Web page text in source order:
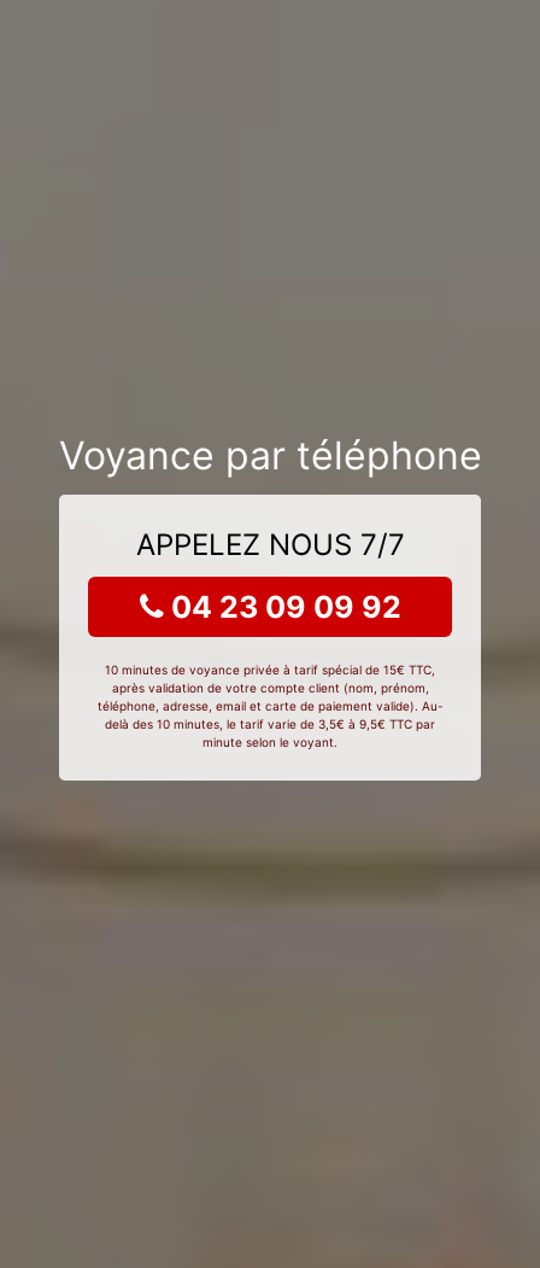
Voyance par téléphone
APPELEZ NOUS 7/7
04 23 09 09 92
10 minutes de voyance privée à tarif spécial de 15€ TTC,
après validation de votre compte client (nom, prénom,
téléphone, adresse, email et carte de paiement valide). Au-
delà des 10 minutes, le tarif varie de 3,5€ à 9,5€ TTC par
minute selon le voyant.